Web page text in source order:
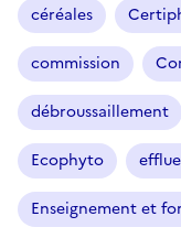
céréales
commission
débroussaillement
Ecophyto
Enseignement et